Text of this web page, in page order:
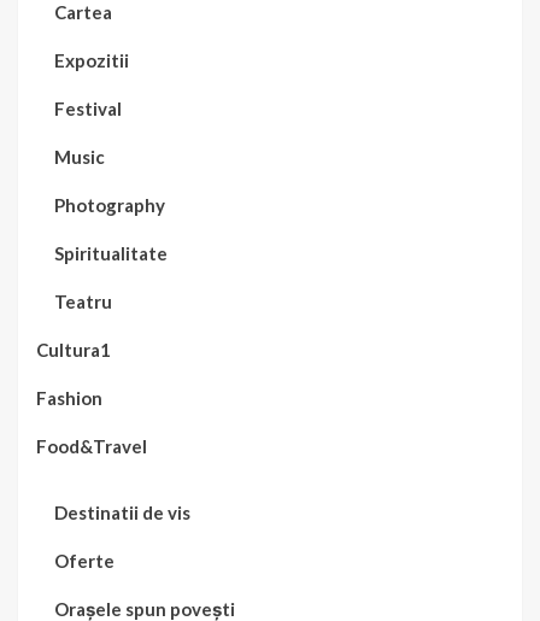
Cartea
Expozitii
Festival
Music
Photography
Spiritualitate
Teatru
Cultura1
Fashion
Food&Travel
Destinatii de vis
Oferte
Orașele spun povești